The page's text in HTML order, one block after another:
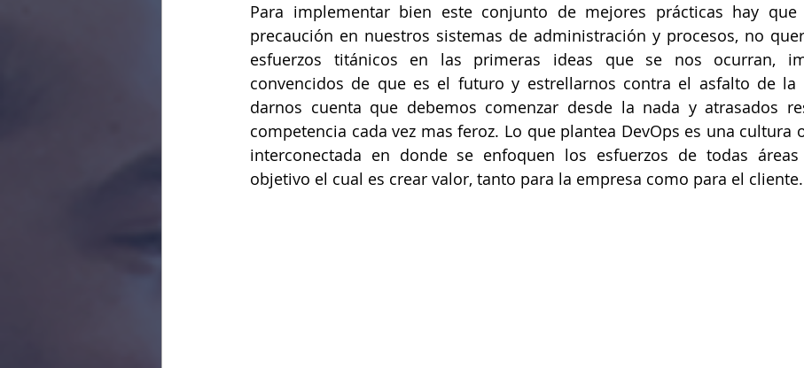
Para implementar bien este conjunto de mejores prácticas hay que
precaución en nuestros sistemas de administración y procesos, no
esfuerzos titánicos en las primeras ideas que se nos ocurran,
convencidos de que es el futuro y estrellarnos contra el asfalto de la
darnos cuenta que debemos comenzar desde la nada y atrasados
competencia cada vez mas feroz. Lo que plantea DevOps es una cultura
interconectada en donde se enfoquen los esfuerzos de todas
objetivo el cual es crear valor, tanto para la empresa como para el cliente.